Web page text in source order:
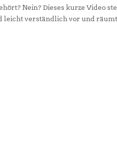
Nein? Dieses kurze Video
leicht verständlich vor und